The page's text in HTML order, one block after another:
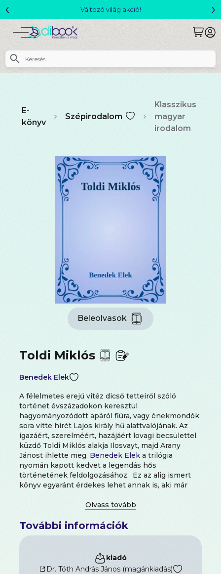
Csomagajánlatok- Akár 25% kedvezménnyel!
‹ ›
E-
könyv
Szépirodalom
Klasszikus
magyar
irodalom
Beleolvasok
Toldi Miklós
Benedek Elek
A félelmetes erejű vitéz dicső tetteiről szóló
történet évszázadokon keresztül
hagyományozódott apáról fiúra, vagy énekmondók
sora vitte hírét Lajos király hű alattvalójának. Az
igazáért, szerelméért, hazájáért lovagi becsülettel
küzdő Toldi Miklós alakja Ilosvayt, majd Arany
Jánost ihlette meg. Benedek Elek a trilógia
nyomán kapott kedvet a legendás hős
történetének feldolgozásához. Ez az alig ismert
könyv egyaránt érdekes lehet annak is, aki már
tanulmányai során most ismerkedik vele.
További információk
kiadó
Dr. Tóth András János (magánkiadás)